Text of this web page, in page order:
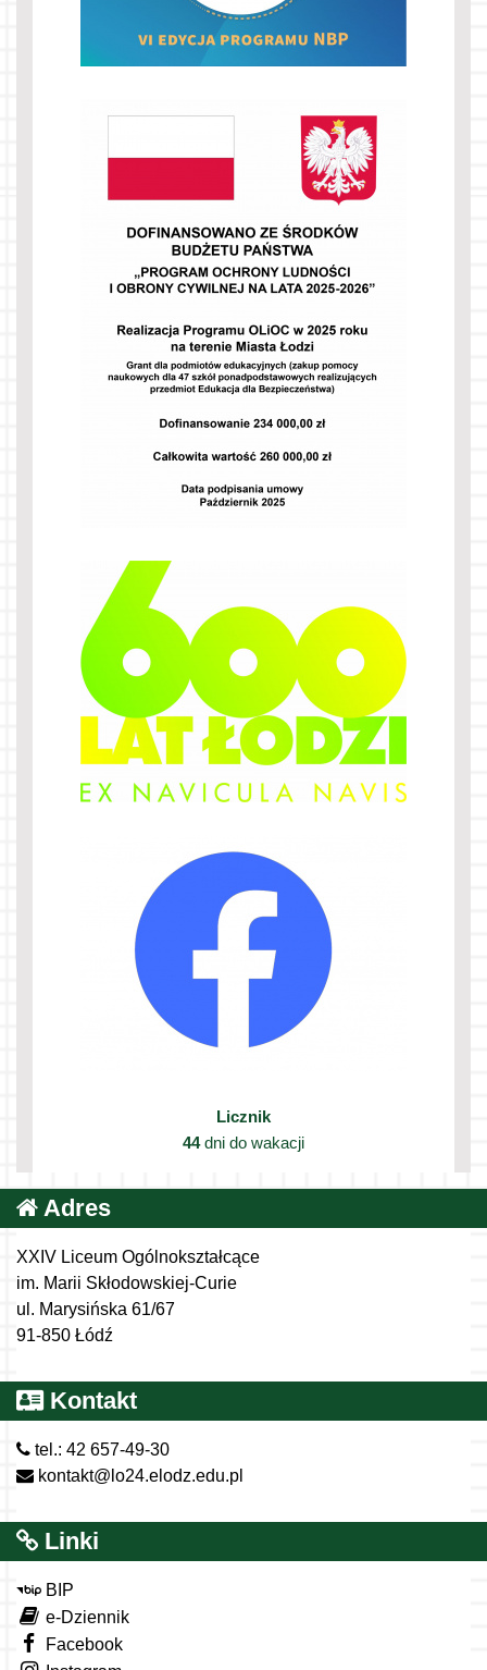
Licznik
44dni do wakacji
Adres
XXIV Liceum Ogólnokształcące
im. Marii Skłodowskiej-Curie
ul. Marysińska 61/67
91-850 Łódź
Kontakt
tel.: 42 657-49-30
kontakt@lo24.elodz.edu.pl
Linki
BIP
e-Dziennik
Facebook